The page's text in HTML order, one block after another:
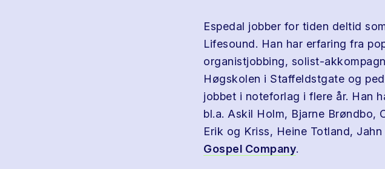
Espedal jobber for tiden deltid
Lifesound. Han har erfaring fra
organistjobbing, solist-
Høgskolen i Staffeldstgate og
jobbet i noteforlag i flere år. Han
bl.a. Askil Holm, Bjarne Brøndbo,
Erik og Kriss, Heine Totland,
Gospel Company.